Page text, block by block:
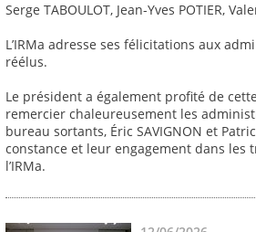
Serge TABOULOT, Jean-Yves POTIER,
L’IRMa adresse ses félicitations aux
réélus.
Le président a également profité de
remercier chaleureusement les
bureau sortants, Éric SAVIGNON et
constance et leur engagement dans les
l’IRMa.